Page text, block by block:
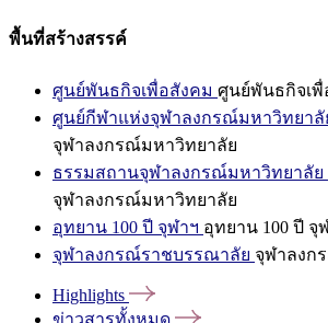
พื้นที่สร้างสรรค์
ศูนย์พันธกิจเพื่อสังคม ศูนย์พันธกิจเพื่
ศูนย์กีฬาแห่งจุฬาลงกรณ์มหาวิทยาลั
จุฬาลงกรณ์มหาวิทยาลัย
ธรรมสถานจุฬาลงกรณ์มหาวิทยาลัย
จุฬาลงกรณ์มหาวิทยาลัย
อุทยาน 100 ปี จุฬาฯ อุทยาน 100 ปี จุ
จุฬาลงกรณ์ราชบรรณาลัย จุฬาลงก
Highlights
ข่าวสารทั้งหมด